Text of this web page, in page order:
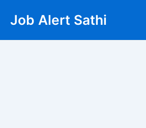
Job Alert Sathi
navigation